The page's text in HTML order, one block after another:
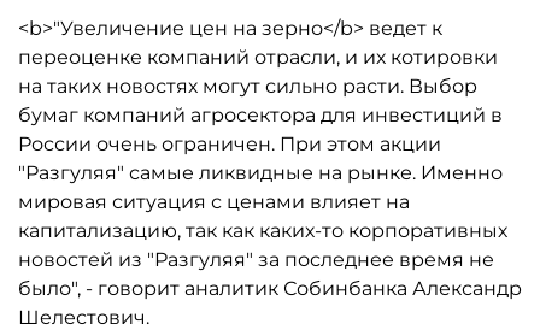
<b>"Увеличение цен на зерно</b> ведет к
переоценке компаний отрасли, и их котировки
на таких новостях могут сильно расти. Выбор
бумаг компаний агросектора для инвестиций в
России очень ограничен. При этом акции
"Разгуляя" самые ликвидные на рынке. Именно
мировая ситуация с ценами влияет на
капитализацию, так как каких-то корпоративных
новостей из "Разгуляя" за последнее время не
было", - говорит аналитик Собинбанка Александр
Шелестович.